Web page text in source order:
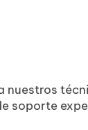
nuestros
soporte